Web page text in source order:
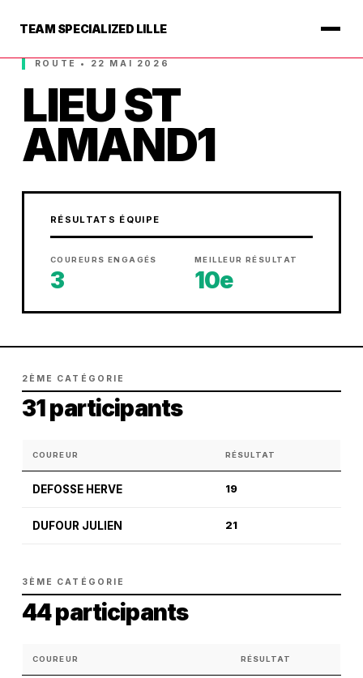
TEAM SPECIALIZED LILLE
ROUTE • 22 MAI 2026
LIEU ST
AMAND1
RÉSULTATS ÉQUIPE
COUREURS ENGAGÉS
3
MEILLEUR RÉSULTAT
10e
2ÈME CATÉGORIE
31 participants
COUREUR RÉSULTAT
DEFOSSE HERVE 19
DUFOUR JULIEN 21
3ÈME CATÉGORIE
44 participants
COUREUR RÉSULTAT